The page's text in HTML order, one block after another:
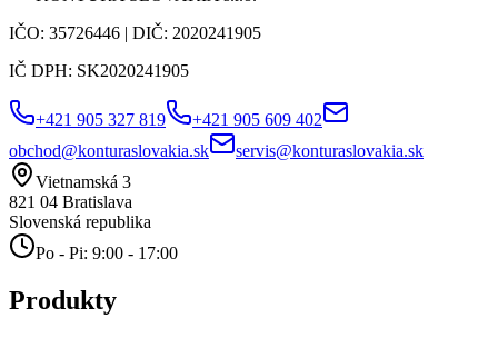
IČO: 35726446 | DIČ: 2020241905
IČ DPH: SK2020241905
+421 905 327 819
+421 905 609 402
obchod@konturaslovakia.sk
servis@konturaslovakia.sk
Vietnamská 3
821 04 Bratislava
Slovenská republika
Po - Pi: 9:00 - 17:00
Produkty